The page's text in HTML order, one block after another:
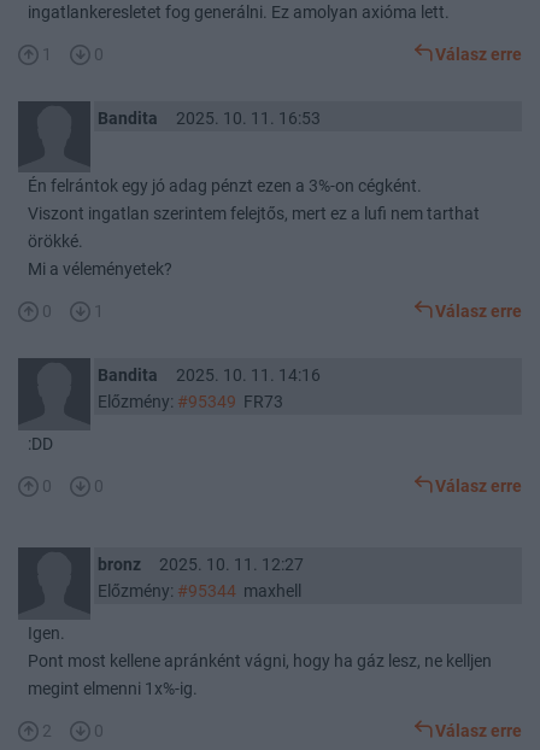
ingatlankeresletet fog generálni. Ez amolyan axióma lett.
1 0 Válasz erre
Bandita 2025. 10. 11. 16:53
Én felrántok egy jó adag pénzt ezen a 3%-on cégként.
Viszont ingatlan szerintem felejtős, mert ez a lufi nem tarthat
örökké.
Mi a véleményetek?
0 1 Válasz erre
Bandita
2025. 10. 11. 14:16
Előzmény: #95349 FR73
:DD
0 0 Válasz erre
bronz
2025. 10. 11. 12:27
Előzmény: #95344maxhell
Igen.
Pont most kellene apránként vágni, hogy ha gáz lesz, ne kelljen
megint elmenni 1x%-ig.
2 0 Válasz erre